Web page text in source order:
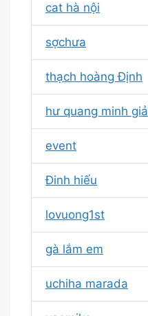
cat hà nội
sợchưa
thạch hoàng Định
hư quang minh giả
event
Đinh hiếu
lovuong1st
gà lắm em
uchiha marada